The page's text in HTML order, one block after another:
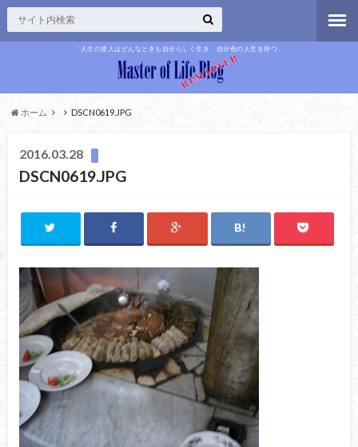
「人生の達人はどんなときも自分らしく生き、自分色の人生を持つ」
ホーム DSCN0619.JPG
2016.03.28
DSCN0619.JPG